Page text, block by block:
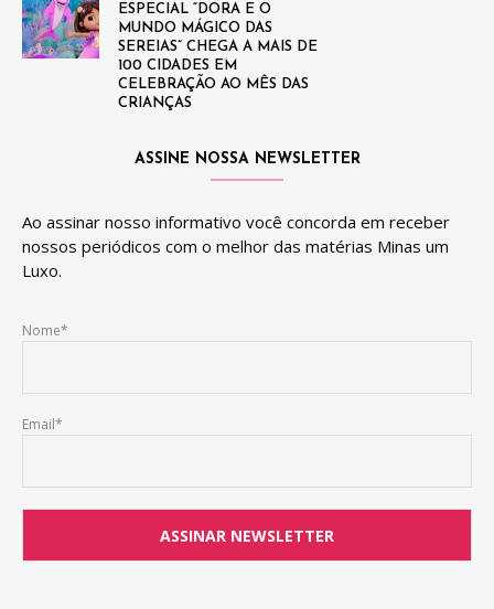
ESPECIAL “DORA E O
MUNDO MÁGICO DAS
SEREIAS” CHEGA A MAIS DE
100 CIDADES EM
CELEBRAÇÃO AO MÊS DAS
CRIANÇAS
ASSINE NOSSA NEWSLETTER
Ao assinar nosso informativo você concorda em receber
nossos periódicos com o melhor das matérias Minas um
Luxo.
Nome*
Email*